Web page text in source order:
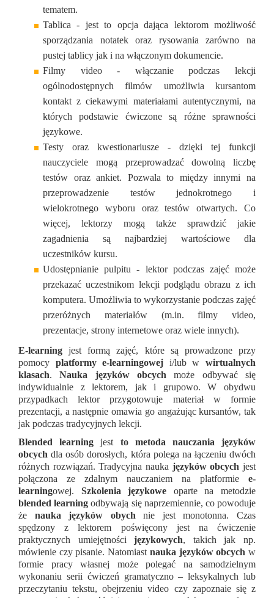
tematem.
Tablica - jest to opcja dająca lektorom możliwość
sporządzania notatek oraz rysowania zarówno na
pustej tablicy jak i na włączonym dokumencie.
Filmy video - włączanie podczas lekcji
ogólnodostępnych filmów umożliwia kursantom
kontakt z ciekawymi materiałami autentycznymi, na
których podstawie ćwiczone są różne sprawności
językowe.
Testy oraz kwestionariusze - dzięki tej funkcji
nauczyciele mogą przeprowadzać dowolną liczbę
testów oraz ankiet. Pozwala to między innymi na
przeprowadzenie testów jednokrotnego i
wielokrotnego wyboru oraz testów otwartych. Co
więcej, lektorzy mogą także sprawdzić jakie
zagadnienia są najbardziej wartościowe dla
uczestników kursu.
Udostępnianie pulpitu - lektor podczas zajęć może
przekazać uczestnikom lekcji podglądu obrazu z ich
komputera. Umożliwia to wykorzystanie podczas zajęć
przeróżnych materiałów (m.in. filmy video,
prezentacje, strony internetowe oraz wiele innych).
E-learningjest formą zajęć, które są prowadzone przy
pomocy platformy e-learningowej i/lub wwirtualnych
klasach.Nauka języków obcych może odbywać się
indywidualnie z lektorem, jak i grupowo. W obydwu
przypadkach lektor przygotowuje materiał w formie
prezentacji, a następnie omawia go angażując kursantów, tak
jak podczas tradycyjnych lekcji.
Blended learning jest to metoda nauczania języków
obcychdla osób dorosłych, która polega na łączeniu dwóch
różnych rozwiązań. Tradycyjna nauka języków obcych jest
połączona ze zdalnym nauczaniem na platformie e-
learningowej. Szkolenia językowe oparte na metodzie
blended learningodbywają się naprzemiennie, co powoduje
że nauka języków obychnie jest monotonna. Czas
spędzony z lektorem poświęcony jest na ćwiczenie
praktycznych umiejętnościjęzykowych, takich jak np.
mówienie czy pisanie. Natomiast nauka języków obcych w
formie pracy własnej może polegać na samodzielnym
wykonaniu serii ćwiczeń gramatyczno – leksykalnych lub
przeczytaniu tekstu, obejrzeniu video czy zapoznaie się z